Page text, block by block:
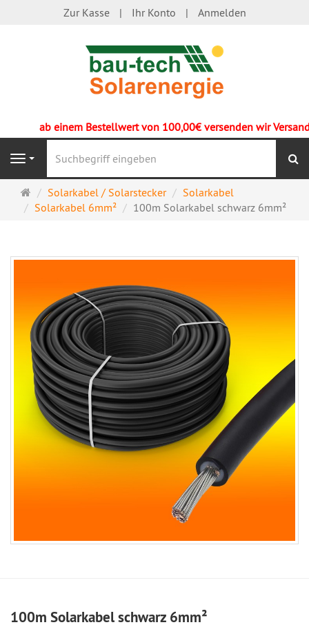
Zur Kasse Ihr Konto Anmelden
ab einem Bestellwert von 100,00€ versenden wir
Navigation
Startseite
Solarkabel / Solarstecker
Solarkabel
Solarkabel 6mm²
100m Solarkabel schwarz 6mm²
100m Solarkabel schwarz 6mm²